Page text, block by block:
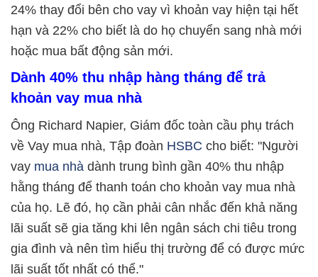
24% thay đổi bên cho vay vì khoản vay hiện tại hết
hạn và 22% cho biết là do họ chuyển sang nhà mới
hoặc mua bất động sản mới.
Dành 40% thu nhập hàng tháng để trả
khoản vay mua nhà
Ông Richard Napier, Giám đốc toàn cầu phụ trách
về Vay mua nhà, Tập đoàn HSBC cho biết: "Người
vay mua nhà dành trung bình gần 40% thu nhập
hằng tháng để thanh toán cho khoản vay mua nhà
của họ. Lẽ đó, họ cần phải cân nhắc đến khả năng
lãi suất sẽ gia tăng khi lên ngân sách chi tiêu trong
gia đình và nên tìm hiểu thị trường để có được mức
lãi suất tốt nhất có thể."